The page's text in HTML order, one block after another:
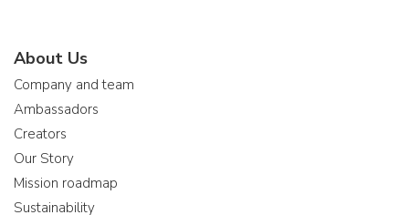
About Us
Company and team
Ambassadors
Creators
Our Story
Mission roadmap
Sustainability